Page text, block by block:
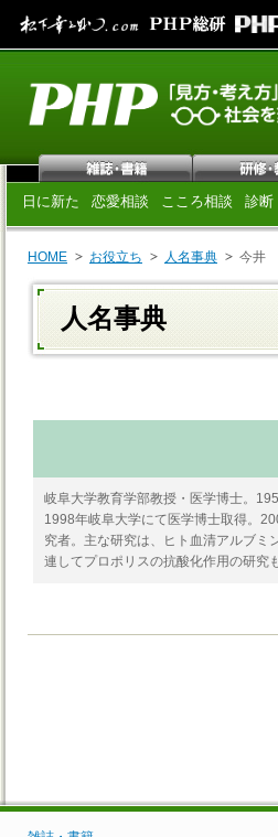
日に新た 恋愛相談 こころ相談 診断
HOME お役立ち 人名事典 今井
人名事典
岐阜大学教育学部教授・医学博士。
1998年岐阜大学にて医学博士取得。
究者。主な研究は、ヒト血清アルブミ
連してプロポリスの抗酸化作用の研究